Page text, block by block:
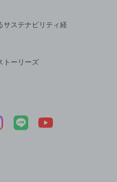
サステナビリティ経
トーリーズ